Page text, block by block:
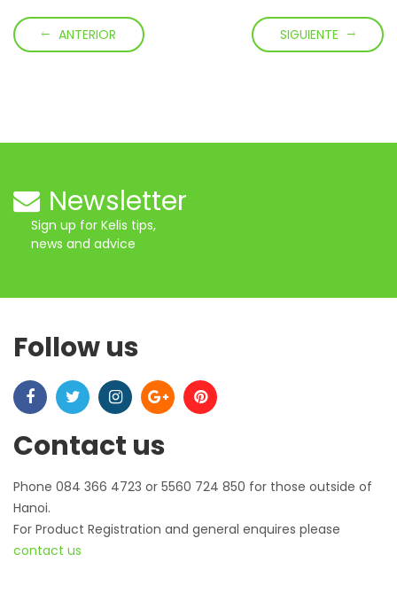
ANTERIOR SIGUIENTE
Newsletter
Sign up for Kelis tips,
news and advice
Follow us
Contact us
Phone 084 366 4723 or 5560 724 850 for those outside of
Hanoi.
For Product Registration and general enquires please
contact us